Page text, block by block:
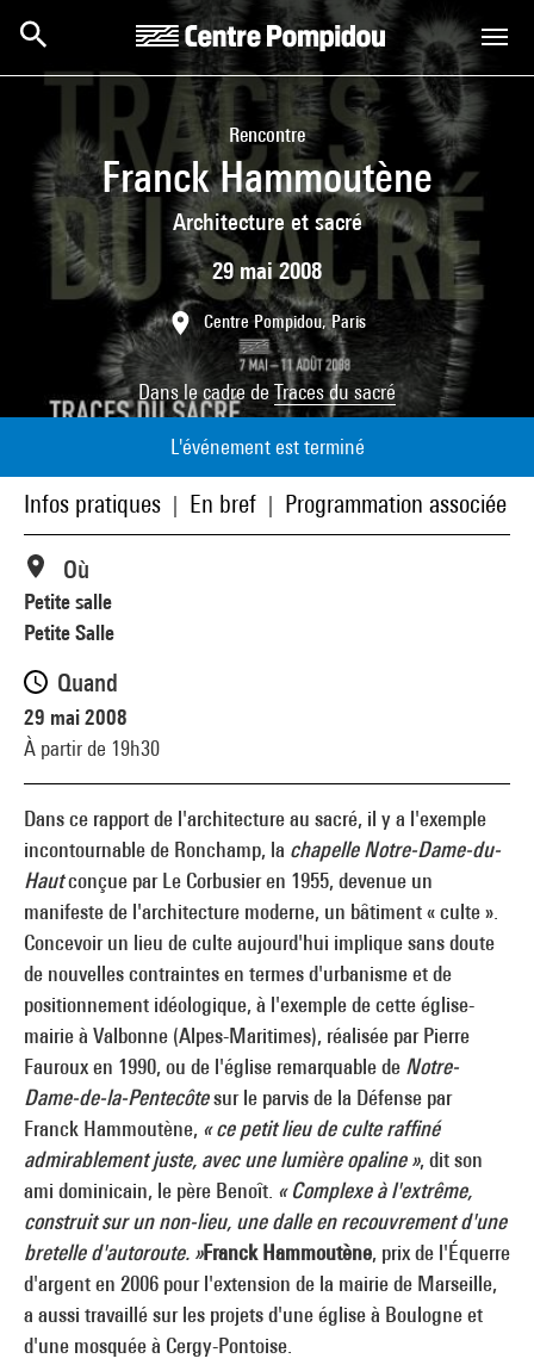
Aller au contenu principal
Centre Pompidou
Rencontre
Franck Hammoutène
Architecture et sacré
29 mai 2008
Centre Pompidou, Paris
Dans le cadre deTraces du sacré
L'événement est terminé
Infos pratiques En bref Programmation associée
Dans ce rapport de l'architecture au sacré, il y a l'exemple
incontournable de Ronchamp, la chapelle Notre-Dame-du-
Hautconçue par Le Corbusier en 1955, devenue un
manifeste de l'architecture moderne, un bâtiment « culte ».
Concevoir un lieu de culte aujourd'hui implique sans doute
de nouvelles contraintes en termes d'urbanisme et de
positionnement idéologique, à l'exemple de cette église-
mairie à Valbonne (Alpes-Maritimes), réalisée par Pierre
Fauroux en 1990, ou de l'église remarquable de Notre-
Dame-de-la-Pentecôtesur le parvis de la Défense par
Franck Hammoutène, « ce petit lieu de culte raffiné
admirablement juste, avec une lumière opaline », dit son
ami dominicain, le père Benoît. « Complexe à l'extrême,
construit sur un non-lieu, une dalle en recouvrement d'une
bretelle d'autoroute. »Franck Hammoutène, prix de l'Équerre
d'argent en 2006 pour l'extension de la mairie de Marseille,
a aussi travaillé sur les projets d'une église à Boulogne et
d'une mosquée à Cergy-Pontoise.
Où
Petite salle
Petite Salle
Quand
29 mai 2008
À partir de 19h30